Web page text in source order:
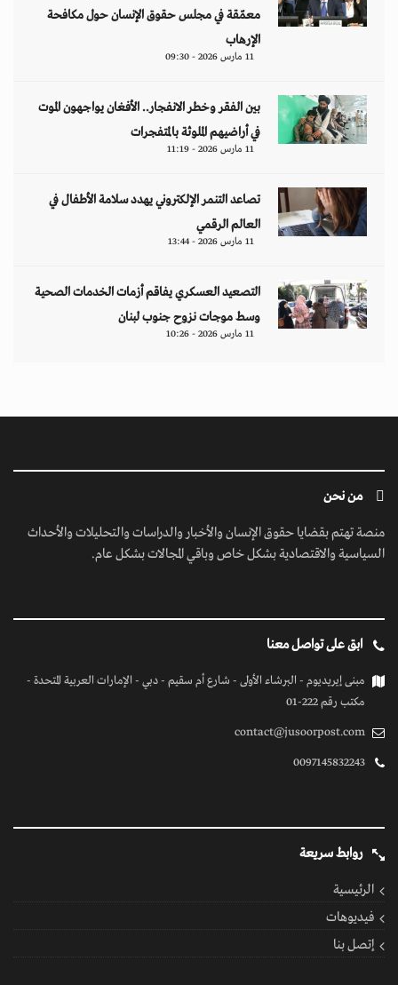
معمّقة في مجلس حقوق الإنسان حول مكافحة
الإرهاب
11 مارس 2026 - 09:30
بين الفقر وخطر الانفجار.. الأفغان يواجهون الموت
في أراضيهم الملوثة بالمتفجرات
11 مارس 2026 - 11:19
تصاعد التنمر الإلكتروني يهدد سلامة الأطفال في
العالم الرقمي
11 مارس 2026 - 13:44
التصعيد العسكري يفاقم أزمات الخدمات الصحية
وسط موجات نزوح جنوب لبنان
11 مارس 2026 - 10:26
من نحن
منصة تهتم بقضايا حقوق الإنسان والأخبار والدراسات والتحليلات والأحداث
السياسية والاقتصادية بشكل خاص وباقي المجالات بشكل عام.
ابق على تواصل معنا
مبنى إيريديوم - البرشاء الأولى - شارع أم سقيم - دبي - الإمارات العربية المتحدة -
مكتب رقم 222-01
contact@jusoorpost.com
0097145832243
روابط سريعة
الرئيسية
فيديوهات
إتصل بنا